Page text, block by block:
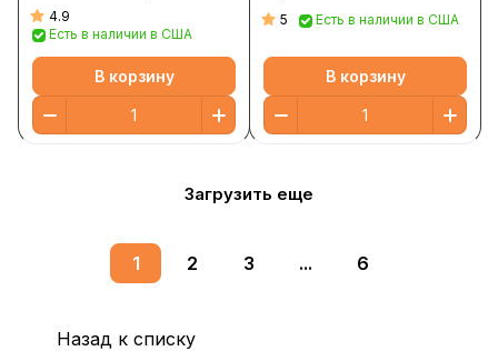
зеленого яблока, 248 г (8,7
унции)
4.9
Есть в наличии в США
В корзину
316 г (11,1 унции)
5 Есть в наличии в США
В корзину
Загрузить еще
1 2 3 ... 6
Назад к списку